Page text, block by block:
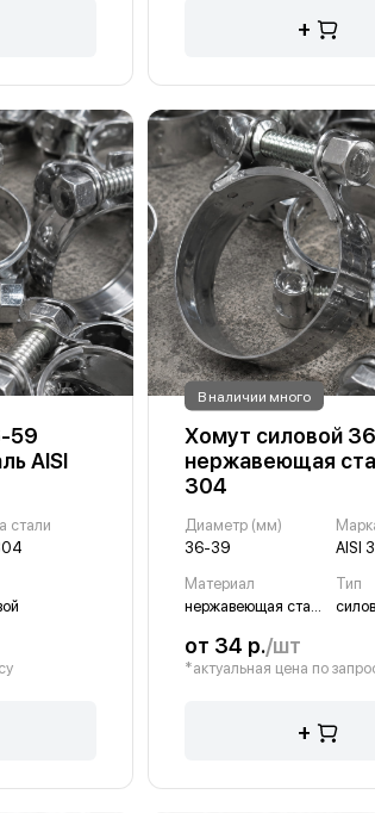
+
59
AISI
стали
В наличии много
Хомут силовой
нержавеющая
304
Диаметр (мм)
36-39
AISI
Материал
нержавеющая сталь
Тип
от 34 р./шт
*актуальная цена по
+